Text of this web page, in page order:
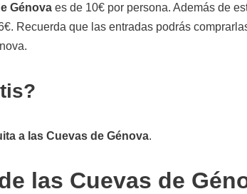
Génova es de 10€ por persona. Además de
Recuerda que las entradas podrás
a las Cuevas de Génova.
las Cuevas de